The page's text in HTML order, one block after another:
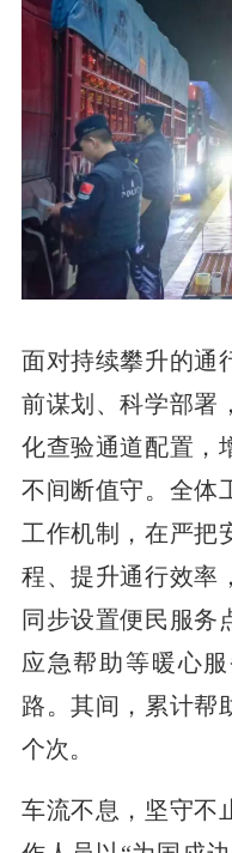
面对持续攀升的通
前谋划、科学部署
化查验通道配置，
不间断值守。全体
工作机制，在严把
程、提升通行效率
同步设置便民服务
应急帮助等暖心
路。其间，累计帮
个次。
车流不息，坚守不